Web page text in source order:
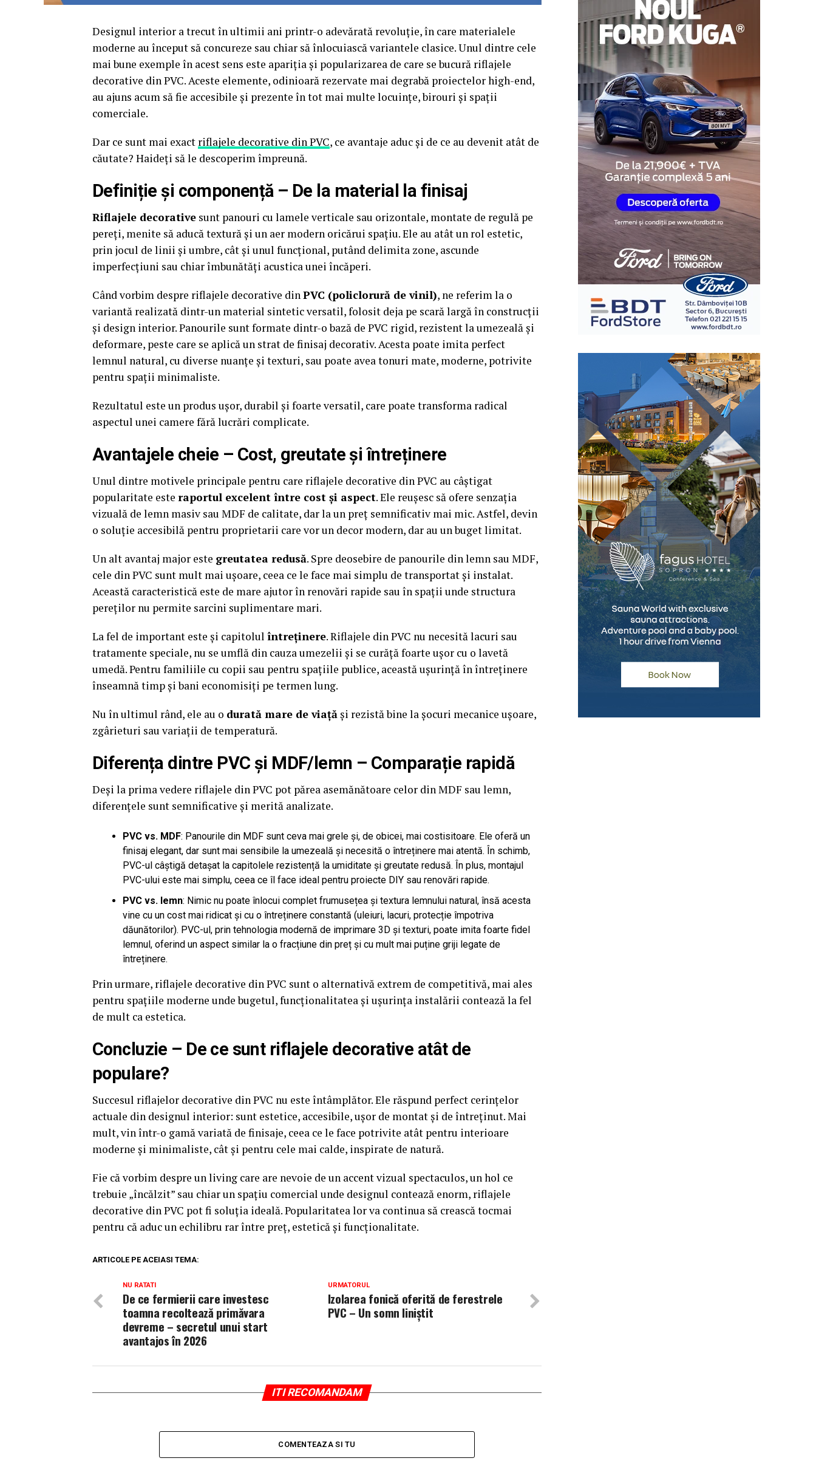
Designul interior a trecut în ultimii ani printr-o adevărată revoluție, în care materialele
moderne au început să concureze sau chiar să înlocuiască variantele clasice. Unul dintre cele
mai bune exemple în acest sens este apariția și popularizarea de care se bucură riflajele
decorative din PVC. Aceste elemente, odinioară rezervate mai degrabă proiectelor high-end,
au ajuns acum să fie accesibile și prezente în tot mai multe locuințe, birouri și spații
comerciale.
Dar ce sunt mai exact riflajele decorative din PVC, ce avantaje aduc și de ce au devenit atât de
căutate? Haideți să le descoperim împreună.
Definiție și componență – De la material la finisaj
Riflajele decorative sunt panouri cu lamele verticale sau orizontale, montate de regulă pe
pereți, menite să aducă textură și un aer modern oricărui spațiu. Ele au atât un rol estetic,
prin jocul de linii și umbre, cât și unul funcțional, putând delimita zone, ascunde
imperfecțiuni sau chiar îmbunătăți acustica unei încăperi.
Când vorbim despre riflajele decorative dinPVC (policlorură de vinil), ne referim la o
variantă realizată dintr-un material sintetic versatil, folosit deja pe scară largă în construcții
și design interior. Panourile sunt formate dintr-o bază de PVC rigid, rezistent la umezeală și
deformare, peste care se aplică un strat de finisaj decorativ. Acesta poate imita perfect
lemnul natural, cu diverse nuanțe și texturi, sau poate avea tonuri mate, moderne, potrivite
pentru spații minimaliste.
Rezultatul este un produs ușor, durabil și foarte versatil, care poate transforma radical
aspectul unei camere fără lucrări complicate.
Avantajele cheie – Cost, greutate și întreținere
Unul dintre motivele principale pentru care riflajele decorative din PVC au câștigat
popularitate este raportul excelent între cost și aspect. Ele reușesc să ofere senzația
vizuală de lemn masiv sau MDF de calitate, dar la un preț semnificativ mai mic. Astfel, devin
o soluție accesibilă pentru proprietarii care vor un decor modern, dar au un buget limitat.
Un alt avantaj major este greutatea redusă. Spre deosebire de panourile din lemn sau MDF,
cele din PVC sunt mult mai ușoare, ceea ce le face mai simplu de transportat și instalat.
Această caracteristică este de mare ajutor în renovări rapide sau în spații unde structura
pereților nu permite sarcini suplimentare mari.
La fel de important este și capitolul întreținere. Riflajele din PVC nu necesită lacuri sau
tratamente speciale, nu se umflă din cauza umezelii și se curăță foarte ușor cu o lavetă
umedă. Pentru familiile cu copii sau pentru spațiile publice, această ușurință în întreținere
înseamnă timp și bani economisiți pe termen lung.
Nu în ultimul rând, ele au o durată mare de viațăși rezistă bine la șocuri mecanice ușoare,
zgârieturi sau variații de temperatură.
Diferența dintre PVC și MDF/lemn – Comparație rapidă
Deși la prima vedere riflajele din PVC pot părea asemănătoare celor din MDF sau lemn,
diferențele sunt semnificative și merită analizate.
PVC vs. MDF: Panourile din MDF sunt ceva mai grele și, de obicei, mai costisitoare. Ele oferă un
finisaj elegant, dar sunt mai sensibile la umezeală și necesită o întreținere mai atentă. În schimb,
PVC-ul câștigă detașat la capitolele rezistență la umiditate și greutate redusă. În plus, montajul
PVC-ului este mai simplu, ceea ce îl face ideal pentru proiecte DIY sau renovări rapide.
PVC vs. lemn: Nimic nu poate înlocui complet frumusețea și textura lemnului natural, însă acesta
vine cu un cost mai ridicat și cu o întreținere constantă (uleiuri, lacuri, protecție împotriva
dăunătorilor). PVC-ul, prin tehnologia modernă de imprimare 3D și texturi, poate imita foarte fidel
lemnul, oferind un aspect similar la o fracțiune din preț și cu mult mai puține griji legate de
întreținere.
Prin urmare, riflajele decorative din PVC sunt o alternativă extrem de competitivă, mai ales
pentru spațiile moderne unde bugetul, funcționalitatea și ușurința instalării contează la fel
de mult ca estetica.
Concluzie – De ce sunt riflajele decorative atât de
populare?
Succesul riflajelor decorative din PVC nu este întâmplător. Ele răspund perfect cerințelor
actuale din designul interior: sunt estetice, accesibile, ușor de montat și de întreținut. Mai
mult, vin într-o gamă variată de finisaje, ceea ce le face potrivite atât pentru interioare
moderne și minimaliste, cât și pentru cele mai calde, inspirate de natură.
Fie că vorbim despre un living care are nevoie de un accent vizual spectaculos, un hol ce
trebuie „încălzit” sau chiar un spațiu comercial unde designul contează enorm, riflajele
decorative din PVC pot fi soluția ideală. Popularitatea lor va continua să crească tocmai
pentru că aduc un echilibru rar între preț, estetică și funcționalitate.
ARTICOLE PE ACEIASI TEMA:
URMATORUL
Izolarea fonică oferită de ferestrele
PVC – Un somn liniștit
NU RATATI
De ce fermierii care investesc
toamna recoltează primăvara
devreme – secretul unui start
avantajos în 2026
ITI RECOMANDAM
COMENTEAZA SI TU